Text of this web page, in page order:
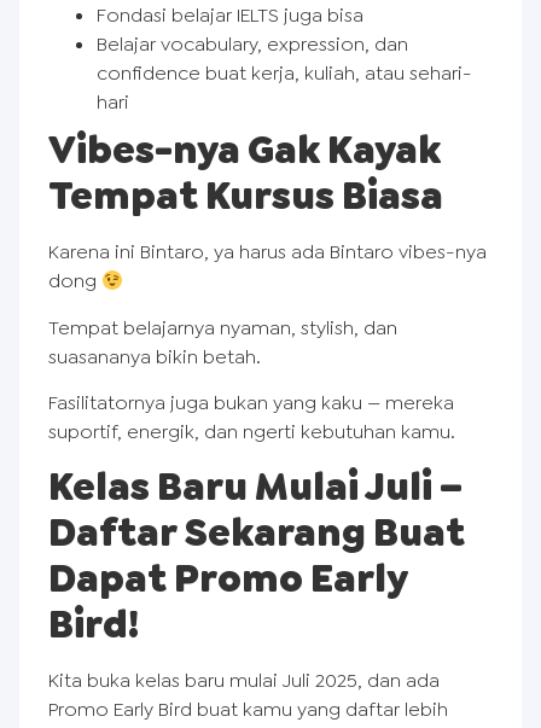
Fondasi belajar IELTS juga bisa
Belajar vocabulary, expression, dan
confidence buat kerja, kuliah, atau sehari-
hari
Vibes-nya Gak Kayak
Tempat Kursus Biasa
Karena ini Bintaro, ya harus ada Bintaro vibes-nya
dong
Tempat belajarnya nyaman, stylish, dan
suasananya bikin betah.
Fasilitatornya juga bukan yang kaku — mereka
suportif, energik, dan ngerti kebutuhan kamu.
Kelas Baru Mulai Juli –
Daftar Sekarang Buat
Dapat Promo Early
Bird!
Kita buka kelas baru mulai Juli 2025, dan ada
Promo Early Bird buat kamu yang daftar lebih